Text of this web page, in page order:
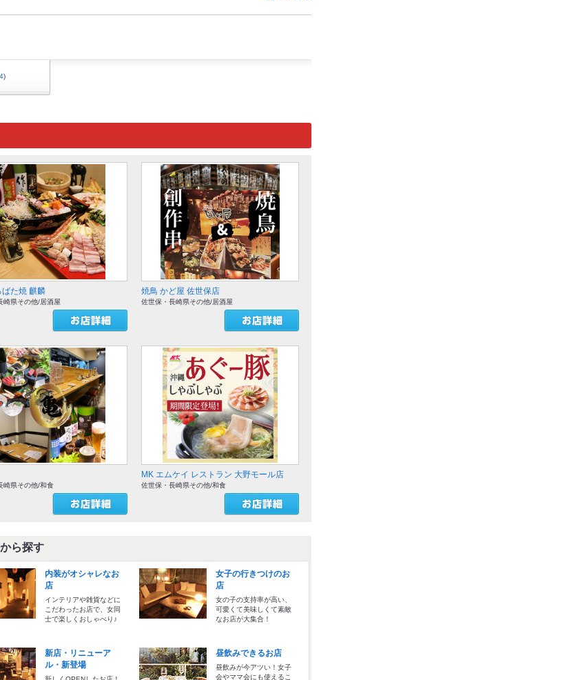
)
た焼 麒麟
崎県その他/居酒屋
焼鳥 かど屋 佐世保店
佐世保・長崎県その他/居酒屋
崎県その他/和食
MK エムケイ レストラン 大野モール店
佐世保・長崎県その他/和食
ら探す
内装がオシャレなお
店
インテリアや雑貨などに
こだわったお店で、女同
士で楽しくおしゃべり♪
女子の行きつけのお
店
女の子の支持率が高い、
可愛くて美味しくて素敵
なお店が大集合！
新店・リニューア
ル・新登場
昼飲みできるお店
昼飲みが今アツい！女子
会やママ会にも使えるこ